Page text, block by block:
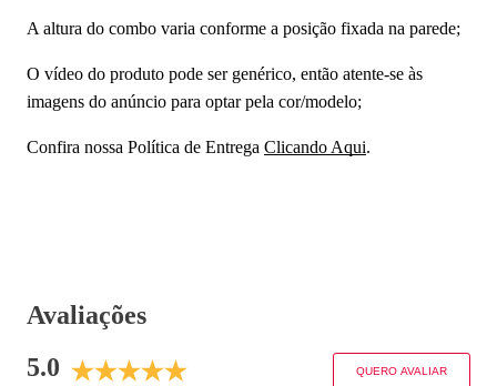
A altura do combo varia conforme a posição fixada na parede;
O vídeo do produto pode ser genérico, então atente-se às
imagens do anúncio para optar pela cor/modelo;
Confira nossa Política de Entrega Clicando Aqui.
Avaliações
5.0
QUERO AVALIAR